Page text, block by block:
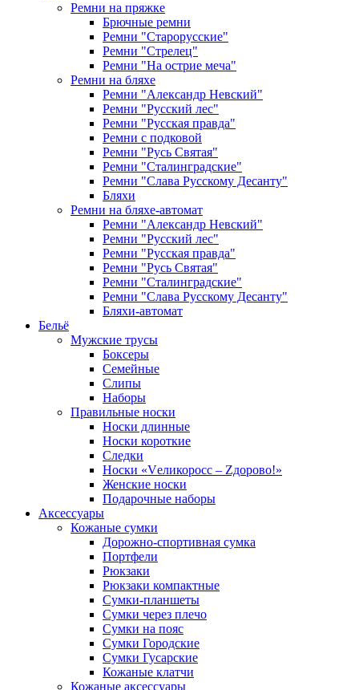
Ремни на пряжке
Брючные ремни
Ремни "Старорусские"
Ремни "Стрелец"
Ремни "На острие меча"
Ремни на бляхе
Ремни "Александр Невский"
Ремни "Русский лес"
Ремни "Русская правда"
Ремни с подковой
Ремни "Русь Святая"
Ремни "Сталинградские"
Ремни "Слава Русскому Десанту"
Бляхи
Ремни на бляхе-автомат
Ремни "Александр Невский"
Ремни "Русский лес"
Ремни "Русская правда"
Ремни "Русь Святая"
Ремни "Сталинградские"
Ремни "Слава Русскому Десанту"
Бляхи-автомат
Бельё
Мужские трусы
Боксеры
Семейные
Слипы
Наборы
Правильные носки
Носки длинные
Носки короткие
Следки
Носки «Vеликоросс – Zдорово!»
Женские носки
Подарочные наборы
Аксессуары
Кожаные сумки
Дорожно-спортивная сумка
Портфели
Рюкзаки
Рюкзаки компактные
Сумки-планшеты
Сумки через плечо
Сумки на пояс
Сумки Городские
Сумки Гусарские
Кожаные клатчи
Кожаные аксессуары